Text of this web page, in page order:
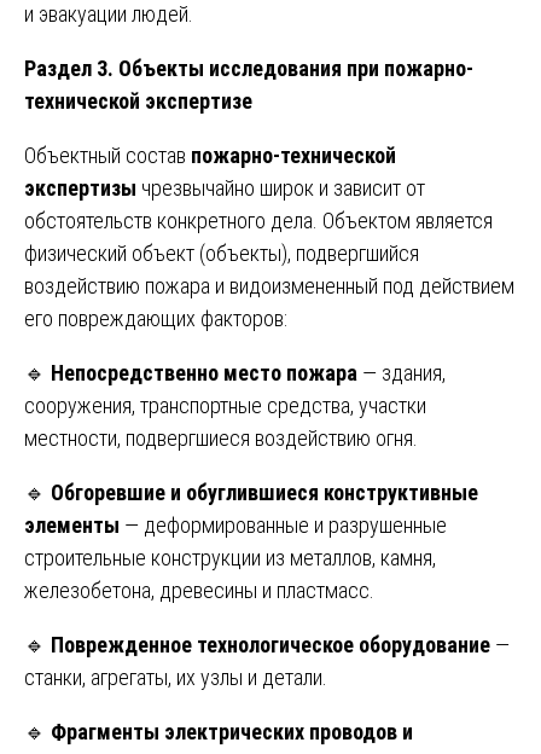
и эвакуации людей.
Раздел 3. Объекты исследования при пожарно-
технической экспертизе
Объектный состав пожарно-технической
экспертизы чрезвычайно широк и зависит от
обстоятельств конкретного дела. Объектом является
физический объект (объекты), подвергшийся
воздействию пожара и видоизмененный под действием
его повреждающих факторов:
🔹 Непосредственно место пожара — здания,
сооружения, транспортные средства, участки
местности, подвергшиеся воздействию огня.
🔹 Обгоревшие и обуглившиеся конструктивные
элементы — деформированные и разрушенные
строительные конструкции из металлов, камня,
железобетона, древесины и пластмасс.
🔹 Поврежденное технологическое оборудование —
станки, агрегаты, их узлы и детали.
🔹 Фрагменты электрических проводов и